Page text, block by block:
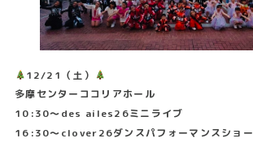
12/21（土）
多摩センターココリアホール
10:30〜des ailes26ミニライブ
16:30〜clover26ダンスパフォーマンスショー